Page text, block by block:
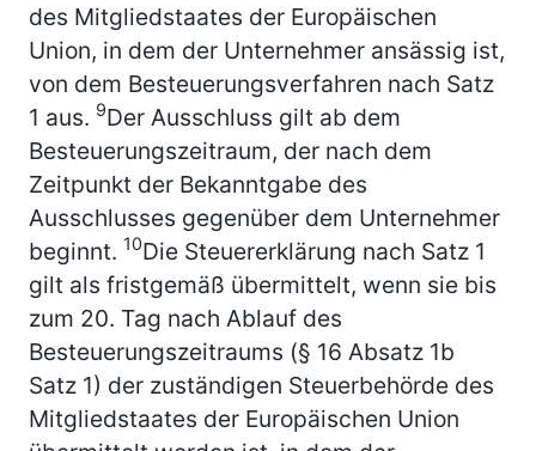
des Mitgliedstaates der Europäischen
Union, in dem der Unternehmer ansässig ist,
von dem Besteuerungsverfahren nach Satz
1 aus. 9Der Ausschluss gilt ab dem
Besteuerungszeitraum, der nach dem
Zeitpunkt der Bekanntgabe des
Ausschlusses gegenüber dem Unternehmer
beginnt. 10Die Steuererklärung nach Satz 1
gilt als fristgemäß übermittelt, wenn sie bis
zum 20. Tag nach Ablauf des
Besteuerungszeitraums (§ 16 Absatz 1b
Satz 1) der zuständigen Steuerbehörde des
Mitgliedstaates der Europäischen Union